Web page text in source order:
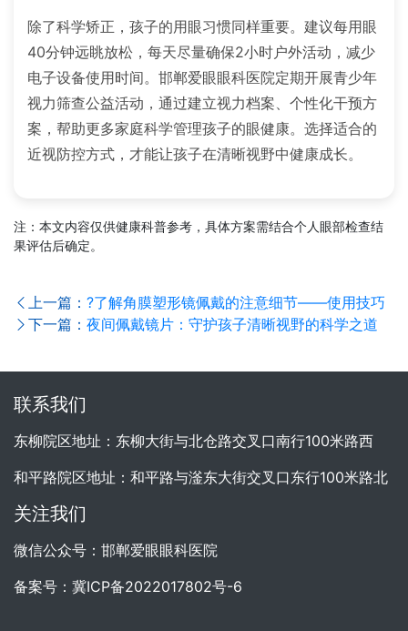
除了科学矫正，孩子的用眼习惯同样重要。建议每用眼
40分钟远眺放松，每天尽量确保2小时户外活动，减少
电子设备使用时间。邯郸爱眼眼科医院定期开展青少年
视力筛查公益活动，通过建立视力档案、个性化干预方
案，帮助更多家庭科学管理孩子的眼健康。选择适合的
近视防控方式，才能让孩子在清晰视野中健康成长。
注：本文内容仅供健康科普参考，具体方案需结合个人眼部检查结
果评估后确定。
上一篇： ?了解角膜塑形镜佩戴的注意细节——使用技巧
下一篇： 夜间佩戴镜片：守护孩子清晰视野的科学之道
联系我们
东柳院区地址：东柳大街与北仓路交叉口南行100米路西
和平路院区地址：和平路与滏东大街交叉口东行100米路北
关注我们
微信公众号：邯郸爱眼眼科医院
备案号： 冀ICP备2022017802号-6